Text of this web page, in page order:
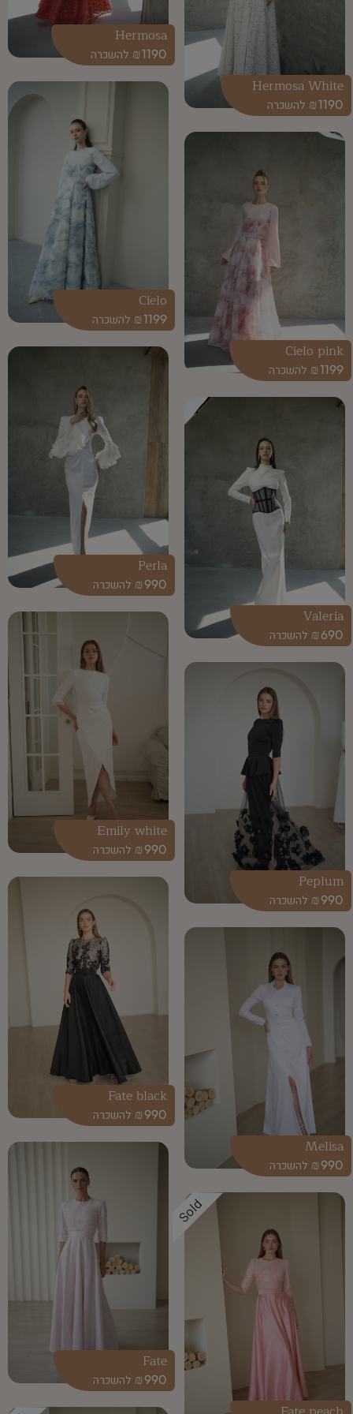
1190
₪
Hermosa White
1190
₪
Hermosa
1199
₪
Cielo pink
1199
₪
Cielo
690
₪
Valeria
990
₪
Perla
990
₪
Peplum
990
₪
Emily white
990
₪
Melisa
990
₪
Fate black
Sold
990
₪
Fate